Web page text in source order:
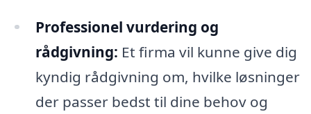
Professionel vurdering og
rådgivning: Et firma vil kunne give dig
kyndig rådgivning om, hvilke løsninger
der passer bedst til dine behov og